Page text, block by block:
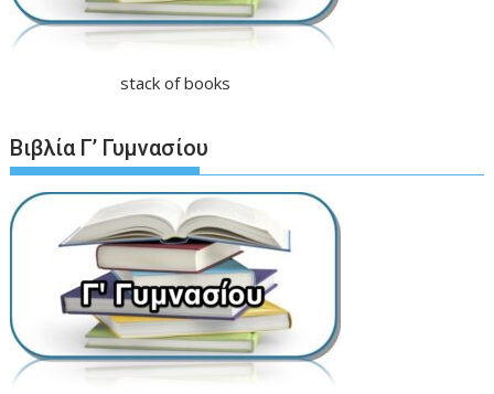
stack of books
Βιβλία Γ’ Γυμνασίου